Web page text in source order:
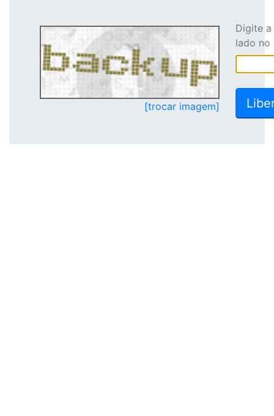
[trocar imagem]
Digite
lado no